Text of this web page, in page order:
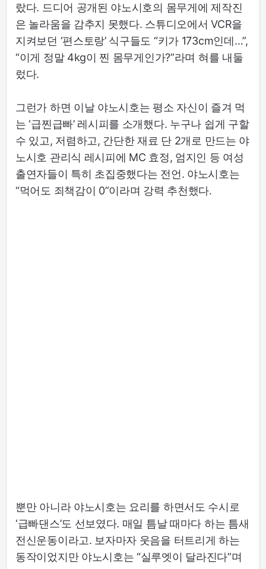
랐다. 드디어 공개된 야노시호의 몸무게에 제작진
은 놀라움을 감추지 못했다. 스튜디오에서 VCR을
지켜보던 ‘편스토랑’ 식구들도 “키가 173cm인데…”,
“이게 정말 4kg이 찐 몸무게인가?”라며 혀를 내둘
렀다.
그런가 하면 이날 야노시호는 평소 자신이 즐겨 먹
는 ‘급찐급빠’ 레시피를 소개했다. 누구나 쉽게 구할
수 있고, 저렴하고, 간단한 재료 단 2개로 만드는 야
노시호 관리식 레시피에 MC 효정, 엄지인 등 여성
출연자들이 특히 초집중했다는 전언. 야노시호는
“먹어도 죄책감이 0”이라며 강력 추천했다.
뿐만 아니라 야노시호는 요리를 하면서도 수시로
‘급빠댄스’도 선보였다. 매일 틈날 때마다 하는 틈새
전신운동이라고. 보자마자 웃음을 터트리게 하는
동작이었지만 야노시호는 “실루엣이 달라진다”며